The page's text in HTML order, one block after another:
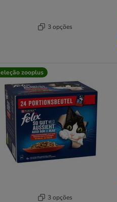
3 opções
zooplus
3 opções